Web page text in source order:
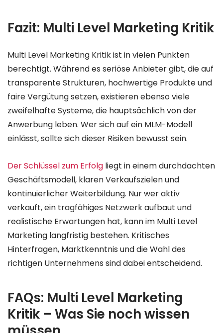
Fazit: Multi Level Marketing Kritik
Multi Level Marketing Kritik ist in vielen Punkten
berechtigt. Während es seriöse Anbieter gibt, die auf
transparente Strukturen, hochwertige Produkte und
faire Vergütung setzen, existieren ebenso viele
zweifelhafte Systeme, die hauptsächlich von der
Anwerbung leben. Wer sich auf ein MLM-Modell
einlässt, sollte sich dieser Risiken bewusst sein.
Der Schlüssel zum Erfolg liegt in einem durchdachten
Geschäftsmodell, klaren Verkaufszielen und
kontinuierlicher Weiterbildung. Nur wer aktiv
verkauft, ein tragfähiges Netzwerk aufbaut und
realistische Erwartungen hat, kann im Multi Level
Marketing langfristig bestehen. Kritisches
Hinterfragen, Marktkenntnis und die Wahl des
richtigen Unternehmens sind dabei entscheidend.
FAQs: Multi Level Marketing
Kritik – Was Sie noch wissen